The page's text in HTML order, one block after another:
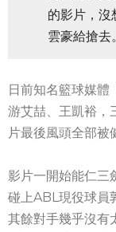
的影片，沒
雲豪給搶去。
日前知名籃球媒體
游艾喆、王凱裕，
片最後風頭全部被
影片一開始能仁三
碰上ABL現役球員
其餘對手幾乎沒有